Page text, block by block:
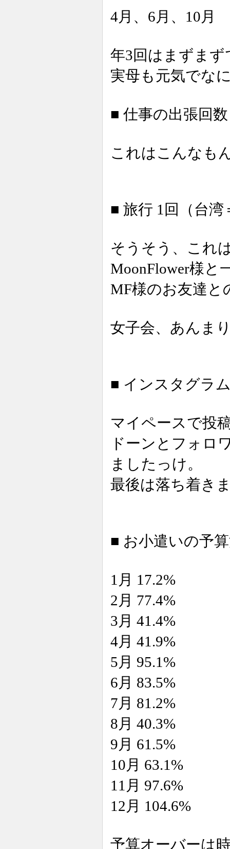
4月、6月、10月
年3回はまずまず
実母も元気でな
■ 仕事の出張回
これはこんなも
■ 旅行 1回（台湾
そうそう、これ
MoonFlower様と
MF様のお友達と
女子会、あんま
■ インスタグラ
マイペースで投
ドーンとフォロ
ましたっけ。
最後は落ち着き
■ お小遣いの予
1月 17.2%
2月 77.4%
3月 41.4%
4月 41.9%
5月 95.1%
6月 83.5%
7月 81.2%
8月 40.3%
9月 61.5%
10月 63.1%
11月 97.6%
12月 104.6%
予算オーバーは